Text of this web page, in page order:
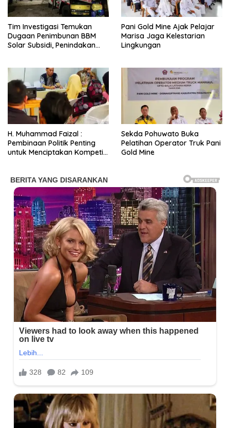
Tim Investigasi Temukan
Dugaan Penimbunan BBM
Solar Subsidi, Penindakan
Pani Gold Mine Ajak Pelajar
Marisa Jaga Kelestarian
Lingkungan
H. Muhammad Faizal :
Pembinaan Politik Penting
untuk Menciptakan Kompetisi
Sekda Pohuwato Buka
Pelatihan Operator Truk Pani
Gold Mine